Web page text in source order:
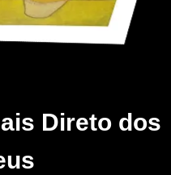
Direto dos